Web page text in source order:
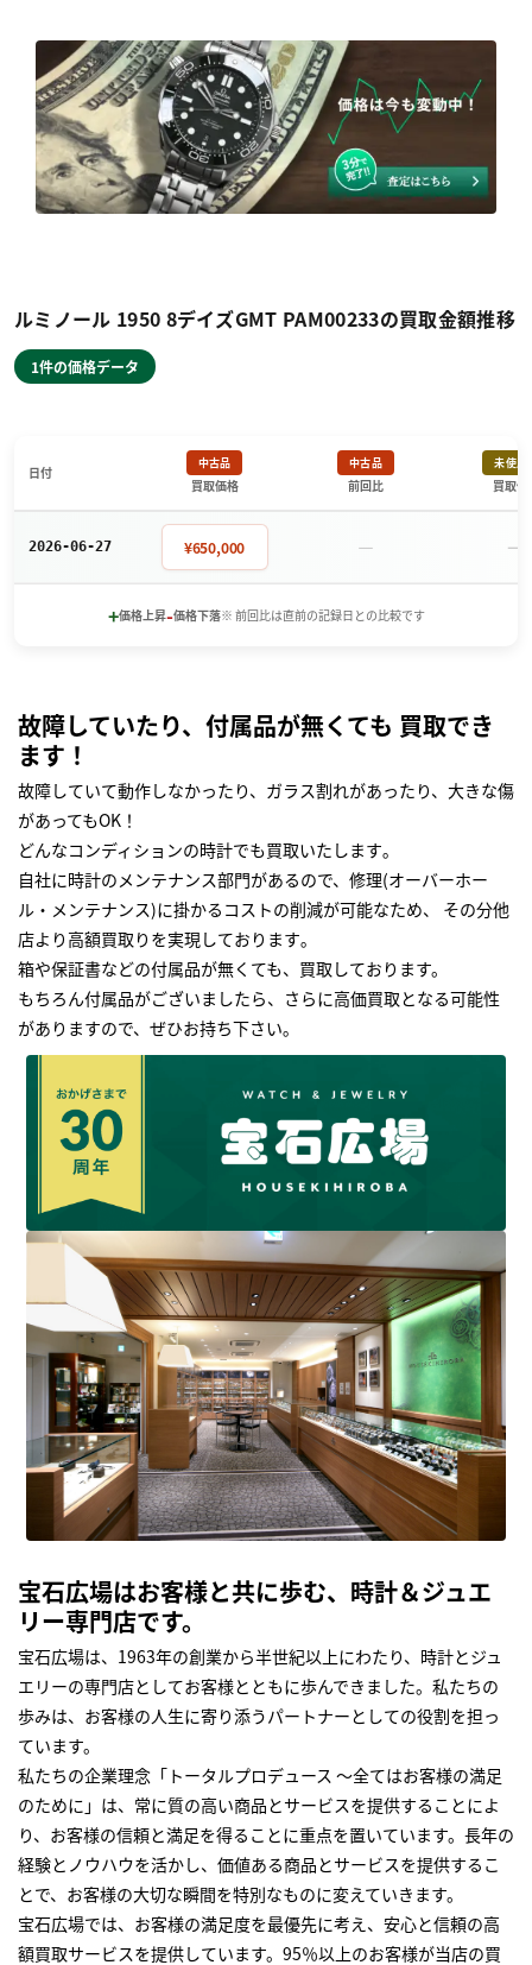
ルミノール 1950 8デイズGMT PAM00233の買取金額推移
1件の価格データ
日付
中古品
買取価格
中古品
前回比
未使用
買取価
2026-06-27 ¥650,000 － －
+価格上昇-価格下落※ 前回比は直前の記録日との比較です
故障していたり、付属品が無くても 買取でき
ます！
故障していて動作しなかったり、ガラス割れがあったり、大きな傷
があってもOK！
どんなコンディションの時計でも買取いたします｡
自社に時計のメンテナンス部門があるので、修理(オーバーホー
ル・メンテナンス)に掛かるコストの削減が可能なため、 その分他
店より高額買取りを実現しております｡
箱や保証書などの付属品が無くても、買取しております。
もちろん付属品がございましたら、さらに高価買取となる可能性
がありますので、ぜひお持ち下さい｡
宝石広場はお客様と共に歩む、時計＆ジュエ
リー専門店です。
宝石広場は、1963年の創業から半世紀以上にわたり、時計とジュ
エリーの専門店としてお客様とともに歩んできました。私たちの
歩みは、お客様の人生に寄り添うパートナーとしての役割を担っ
ています。
私たちの企業理念「トータルプロデュース ～全てはお客様の満足
のために」は、常に質の高い商品とサービスを提供することによ
り、お客様の信頼と満足を得ることに重点を置いています。長年の
経験とノウハウを活かし、価値ある商品とサービスを提供するこ
とで、お客様の大切な瞬間を特別なものに変えていきます。
宝石広場では、お客様の満足度を最優先に考え、安心と信頼の高
額買取サービスを提供しています。95％以上のお客様が当店の買